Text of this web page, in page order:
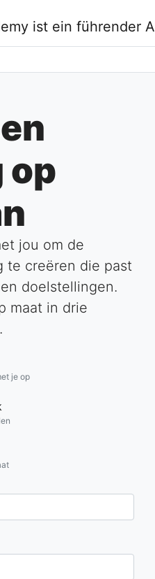
op
jou om de
te creëren die past
doelstellingen.
maat in drie
je op